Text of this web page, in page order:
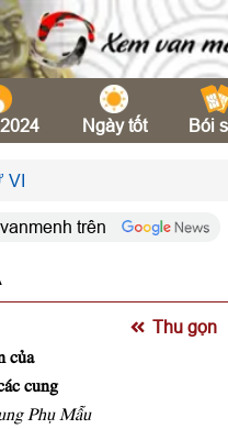
Ngày tốt Bói
VI
trên
Thu gọn
của
cung
Phụ Mẫu